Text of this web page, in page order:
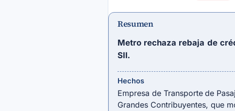
Resumen
Metro rechaza rebaja de
SII.
Hechos
Empresa de Transporte de
Grandes Contribuyentes, que